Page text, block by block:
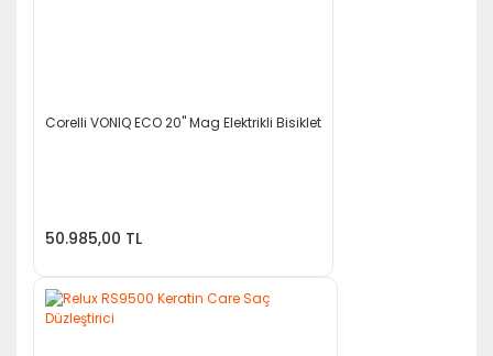
Corelli VONIQ ECO 20'' Mag Elektrikli Bisiklet
50.985,00 TL